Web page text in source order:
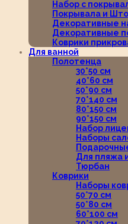
Набор с
Покрывала и
Декоративные
Декоративные
Коврики
Для ванной
Полотенца
30*50 см
40*60 см
50*90 см
70*140 см
80*150 см
90*150 см
Набор
Наборы
Для пляжа
Тюрбан
Коврики
Наборы
50*70 см
50*80 см
60*100 см